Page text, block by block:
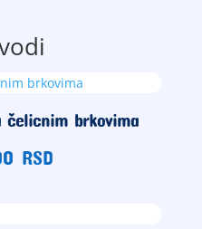
čelicnim brkovima
RSD